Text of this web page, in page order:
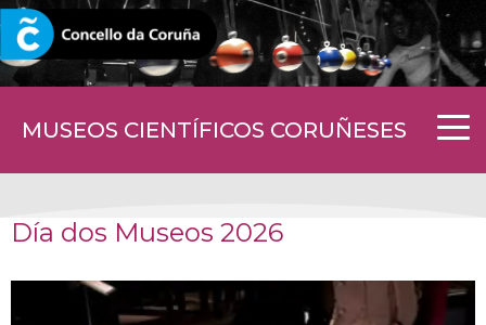
MUSEOS CIENTÍFICOS CORUÑESES
CORUNA.GAL
Día dos Museos 2026